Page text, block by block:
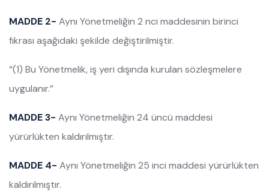
MADDE 2- Aynı Yönetmeliğin 2 nci maddesinin birinci
fıkrası aşağıdaki şekilde değiştirilmiştir.
“(1) Bu Yönetmelik, iş yeri dışında kurulan sözleşmelere
uygulanır.”
MADDE 3- Aynı Yönetmeliğin 24 üncü maddesi
yürürlükten kaldırılmıştır.
MADDE 4- Aynı Yönetmeliğin 25 inci maddesi yürürlükten
kaldırılmıştır.